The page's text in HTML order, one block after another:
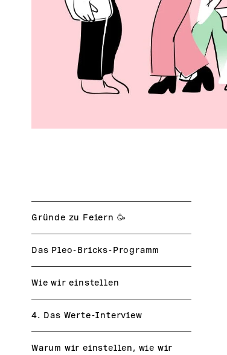
Gründe zu Feiern 🥳
Das Pleo-Bricks-Programm
Wie wir einstellen
4. Das Werte-Interview
Warum wir einstellen, wie wir